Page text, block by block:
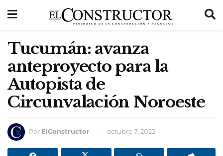
Tucumán: avanza
anteproyecto para la
Autopista de
Circunvalación Noroeste
Por ElConstructor octubre 7, 2022